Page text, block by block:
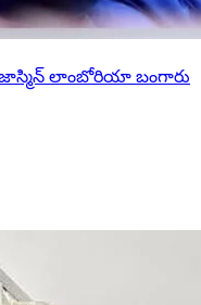
జాస్మిన్ లాంబోరియా బంగారు